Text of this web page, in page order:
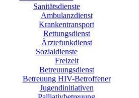
Sanitätsdienste
Ambulanzdienst
Krankentransport
Rettungsdienst
Ärztefunkdienst
Sozialdienste
Freizeit
Betreuungsdienst
Betreuung HIV-Betroffener
Jugendinitiativen